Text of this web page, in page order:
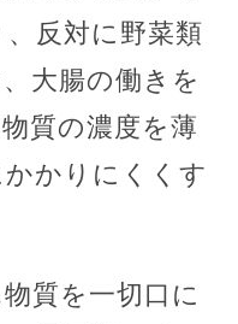
反対に野菜類
大腸の働きを
質の濃度を薄
かりにくくす
質を一切口に